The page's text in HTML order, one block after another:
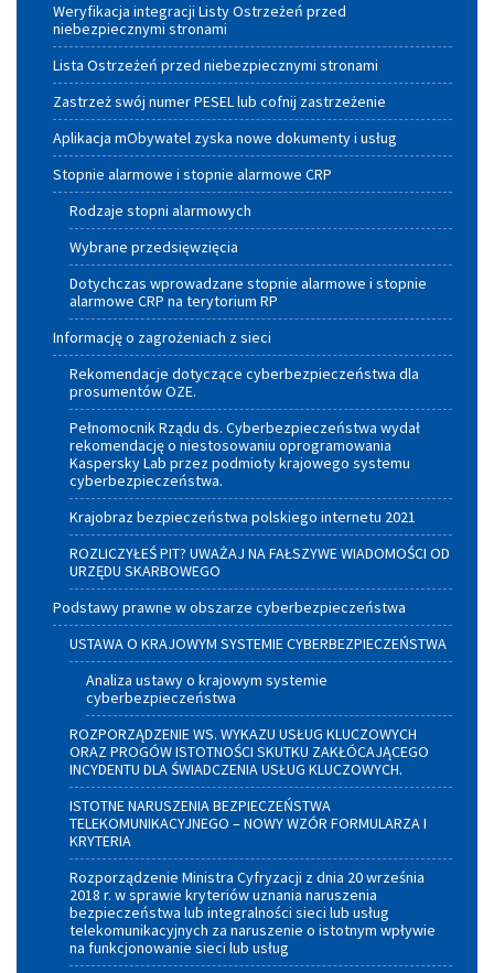
Weryfikacja integracji Listy Ostrzeżeń przed
niebezpiecznymi stronami
Lista Ostrzeżeń przed niebezpiecznymi stronami
Zastrzeż swój numer PESEL lub cofnij zastrzeżenie
Aplikacja mObywatel zyska nowe dokumenty i usług
Stopnie alarmowe i stopnie alarmowe CRP
Rodzaje stopni alarmowych
Wybrane przedsięwzięcia
Dotychczas wprowadzane stopnie alarmowe i stopnie
alarmowe CRP na terytorium RP
Informację o zagrożeniach z sieci
Rekomendacje dotyczące cyberbezpieczeństwa dla
prosumentów OZE.
Pełnomocnik Rządu ds. Cyberbezpieczeństwa wydał
rekomendację o niestosowaniu oprogramowania
Kaspersky Lab przez podmioty krajowego systemu
cyberbezpieczeństwa.
Krajobraz bezpieczeństwa polskiego internetu 2021
ROZLICZYŁEŚ PIT? UWAŻAJ NA FAŁSZYWE WIADOMOŚCI OD
URZĘDU SKARBOWEGO
Podstawy prawne w obszarze cyberbezpieczeństwa
USTAWA O KRAJOWYM SYSTEMIE CYBERBEZPIECZEŃSTWA
Analiza ustawy o krajowym systemie
cyberbezpieczeństwa
ROZPORZĄDZENIE WS. WYKAZU USŁUG KLUCZOWYCH
ORAZ PROGÓW ISTOTNOŚCI SKUTKU ZAKŁÓCAJĄCEGO
INCYDENTU DLA ŚWIADCZENIA USŁUG KLUCZOWYCH.
ISTOTNE NARUSZENIA BEZPIECZEŃSTWA
TELEKOMUNIKACYJNEGO – NOWY WZÓR FORMULARZA I
KRYTERIA
Rozporządzenie Ministra Cyfryzacji z dnia 20 września
2018 r. w sprawie kryteriów uznania naruszenia
bezpieczeństwa lub integralności sieci lub usług
telekomunikacyjnych za naruszenie o istotnym wpływie
na funkcjonowanie sieci lub usług